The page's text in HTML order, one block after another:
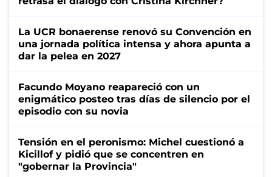
La UCR bonaerense renovó su Convención en
una jornada política intensa y ahora apunta a
dar la pelea en 2027
Facundo Moyano reapareció con un
enigmático posteo tras días de silencio por el
episodio con su novia
Tensión en el peronismo: Michel cuestionó a
Kicillof y pidió que se concentren en
"gobernar la Provincia"